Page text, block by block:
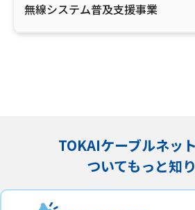
ウェブサイトのご利用について
放送番組審議会議事録
情報セキュリティ基本方針
無線システム普及支援事業
TOKAIケーブルネッ
ついてもっと知